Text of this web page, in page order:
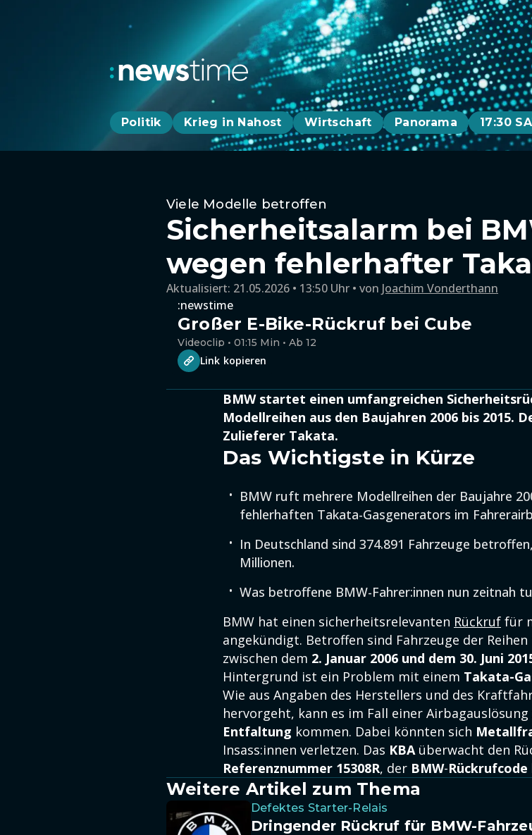
Politik Krieg in Nahost Wirtschaft Panorama 17:30
Viele Modelle betroffen
Sicherheitsalarm bei
wegen fehlerhafter
Aktualisiert: 21.05.2026 • 13:50 Uhr von Joachim Vonderthann
:newstime
Großer E-Bike-Rückruf bei Cube
Videoclip • 01:15 Min • Ab 12
Link kopieren
BMW startet einen umfangreichen
Modellreihen aus den Baujahren 2006 bis 2015.
Zulieferer Takata.
Das Wichtigste in Kürze
BMW ruft mehrere Modellreihen der Baujahre
fehlerhaften Takata-Gasgenerators im
In Deutschland sind 374.891 Fahrzeuge
Millionen.
Was betroffene BMW-Fahrer:innen nun zeitnah
BMW hat einen sicherheitsrelevanten Rückruf für
angekündigt. Betroffen sind Fahrzeuge der Reihen
zwischen dem 2. Januar 2006 und dem 30. Juni
Hintergrund ist ein Problem mit einem Takata-
Wie aus Angaben des Herstellers und des
hervorgeht, kann es im Fall einer
Entfaltung kommen. Dabei könnten sich
Insass:innen verletzen. Das KBA überwacht den
Referenznummer 15308R, der BMW-Rückrufcode
Weitere Artikel zum Thema
Defektes Starter-Relais
Dringender Rückruf für BMW-